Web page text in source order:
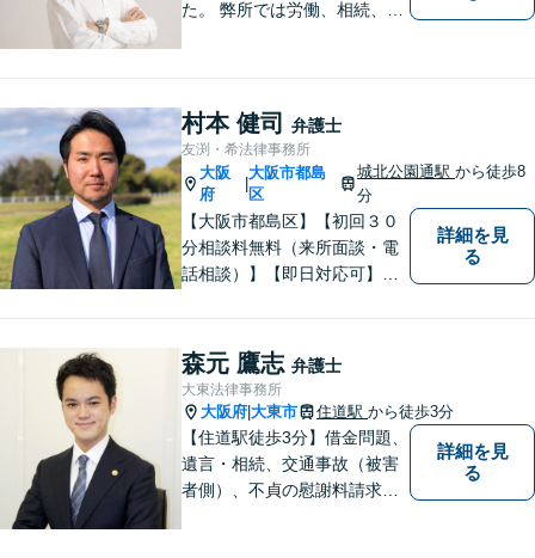
た。 弊所では労働、相続、離
す。
村本 健司 弁護士
友渕・希法律事務所
大阪
府
|
大阪市都島
区
城北公園通駅から徒歩8
分
【大阪市都島区】【初回３０
分相談料無料（来所面談・電
話相談）】【即日対応可】
【高倉町三丁目バス停徒歩１
分】【当日・夜間・休日相談
可】刑事事件/相続問題/離婚問
題など経験と知識をもとに、
依頼者様の不安を解消し、問
題解決へ導きます
詳細を見
る
森元 鷹志 弁護士
大東法律事務所
大阪府 大東市 住道駅 から徒歩3分
【住道駅徒歩3分】借金問題、
遺言・相続、交通事故（被害
者側）、不貞の慰謝料請求は
詳細を見
る